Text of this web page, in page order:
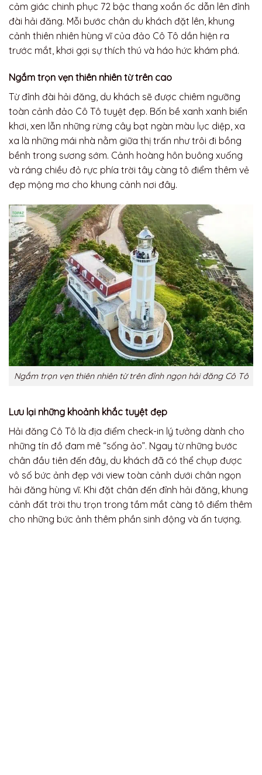
cảm giác chinh phục 72 bậc thang xoắn ốc dẫn lên đỉnh
đài hải đăng. Mỗi bước chân du khách đặt lên, khung
cảnh thiên nhiên hùng vĩ của đảo Cô Tô dần hiện ra
trước mắt, khơi gợi sự thích thú và háo hức khám phá.
Ngắm trọn vẹn thiên nhiên từ trên cao
Từ đỉnh đài hải đăng, du khách sẽ được chiêm ngưỡng
toàn cảnh đảo Cô Tô tuyệt đẹp. Bốn bề xanh xanh biển
khơi, xen lẫn những rừng cây bạt ngàn màu lục diệp, xa
xa là những mái nhà nằm giữa thị trấn như trôi đi bồng
bềnh trong sương sớm. Cảnh hoàng hôn buông xuống
và ráng chiều đỏ rực phía trời tây càng tô điểm thêm vẻ
đẹp mộng mơ cho khung cảnh nơi đây.
Ngắm trọn vẹn thiên nhiên từ trên đỉnh ngọn hải đăng Cô Tô
Lưu lại những khoảnh khắc tuyệt đẹp
Hải đăng Cô Tô là địa điểm check-in lý tưởng dành cho
những tín đồ đam mê “sống ảo”. Ngay từ những bước
chân đầu tiên đến đây, du khách đã có thể chụp được
vô số bức ảnh đẹp với view toàn cảnh dưới chân ngọn
hải đăng hùng vĩ. Khi đặt chân đến đỉnh hải đăng, khung
cảnh đất trời thu trọn trong tầm mắt càng tô điểm thêm
cho những bức ảnh thêm phần sinh động và ấn tượng.